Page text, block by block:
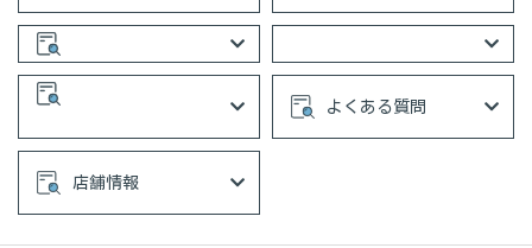
よくある質問
店舗情報